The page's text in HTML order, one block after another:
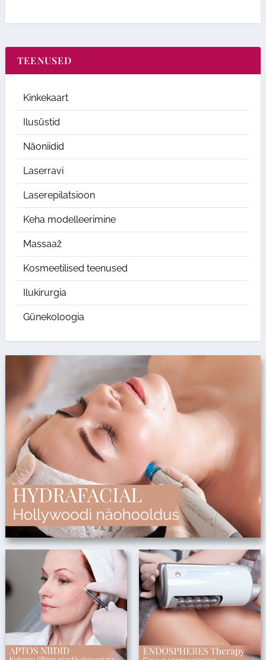
TEENUSED
Kinkekaart
Ilusüstid
Näoniidid
Laserravi
Laserepilatsioon
Keha modelleerimine
Massaaž
Kosmeetilised teenused
Ilukirurgia
Günekoloogia